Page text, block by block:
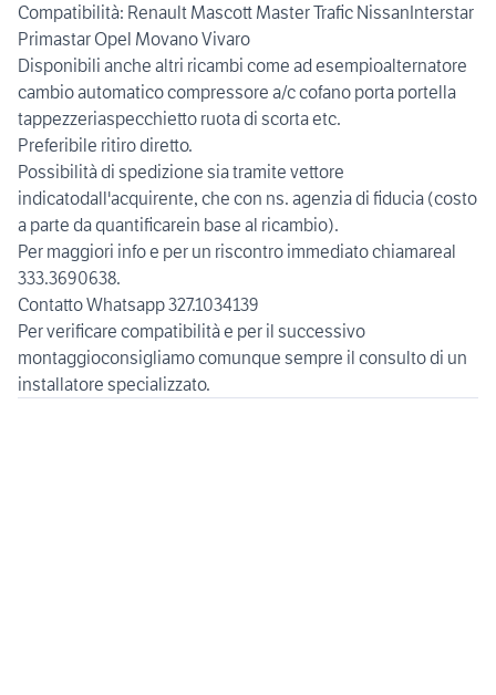
Compatibilità: Renault Mascott Master Trafic NissanInterstar
Primastar Opel Movano Vivaro
Disponibili anche altri ricambi come ad esempioalternatore
cambio automatico compressore a/c cofano porta portella
tappezzeriaspecchietto ruota di scorta etc.
Preferibile ritiro diretto.
Possibilità di spedizione sia tramite vettore
indicatodall'acquirente, che con ns. agenzia di fiducia (costo
a parte da quantificarein base al ricambio).
Per maggiori info e per un riscontro immediato chiamareal
333.3690638.
Contatto Whatsapp 327.1034139
Per verificare compatibilità e per il successivo
montaggioconsigliamo comunque sempre il consulto di un